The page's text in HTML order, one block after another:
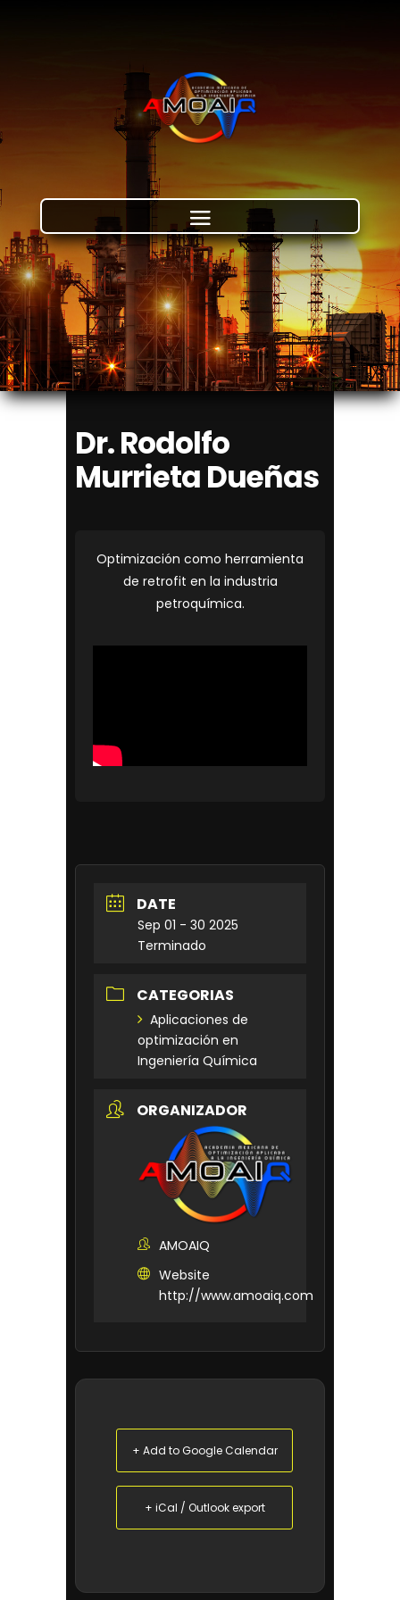
Dr. Rodolfo
Murrieta Dueñas
Optimización como herramienta
de retrofit en la industria
petroquímica.
DATE
Sep 01 - 30 2025
Terminado
CATEGORIAS
Aplicaciones de
optimización en
Ingeniería Química
ORGANIZADOR
AMOAIQ
Website
http://www.amoaiq.com
+ Add to Google Calendar
+ iCal / Outlook export